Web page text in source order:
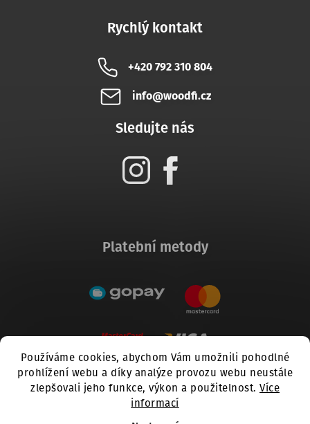
Používáme cookies, abychom Vám umožnili pohodlné
prohlížení webu a díky analýze provozu webu neustále
zlepšovali jeho funkce, výkon a použitelnost. Více
informací
Platební metody
Rychlý kontakt
+420 792 310 804
info@woodfi.cz
Sledujte nás